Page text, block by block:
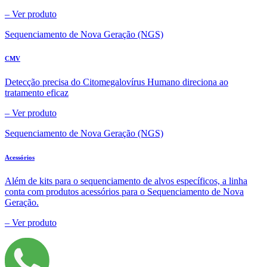
– Ver produto
Sequenciamento de Nova Geração (NGS)
CMV
Detecção precisa do Citomegalovírus Humano direciona ao
tratamento eficaz
– Ver produto
Sequenciamento de Nova Geração (NGS)
Acessórios
Além de kits para o sequenciamento de alvos específicos, a linha
conta com produtos acessórios para o Sequenciamento de Nova
Geração.
– Ver produto